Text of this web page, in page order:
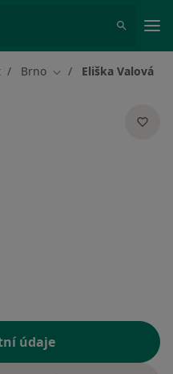
Brno Změna města
Eliška Valová
údaje